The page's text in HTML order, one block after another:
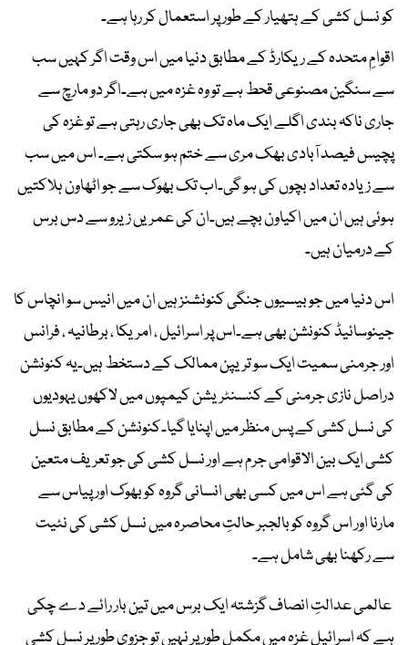
کو نسل کشی کے ہتھیار کے طور پر استعمال کر رہا ہے۔
اقوامِ متحدہ کے ریکارڈ کے مطابق دنیا میں اس وقت اگر کہیں سب
سے سنگین مصنوعی قحط ہے تو وہ غزہ میں ہے۔اگر دو مارچ سے
جاری ناکہ بندی اگلے ایک ماہ تک بھی جاری رہتی ہے تو غزہ کی
پچیس فیصد آبادی بھک مری سے ختم ہو سکتی ہے۔ اس میں سب
سے زیادہ تعداد بچوں کی ہو گی۔اب تک بھوک سے جو اٹھاون ہلاکتیں
ہوئی ہیں ان میں اکیاون بچے ہیں۔ان کی عمریں زیرو سے دس برس
کے درمیان ہیں۔
اس دنیا میں جو بیسیوں جنگی کنونشنز ہیں ان میں انیس سو انچاس کا
جینوسائیڈ کنونشن بھی ہے۔اس پر اسرائیل ، امریکا ، برطانیہ ، فرانس
اور جرمنی سمیت ایک سو تریپن ممالک کے دستخط ہیں۔یہ کنونشن
دراصل نازی جرمنی کے کنسنٹریشن کیمپوں میں لاکھوں یہودیوں
کی نسل کشی کے پس منظر میں اپنایا گیا۔کنونشن کے مطابق نسل
کشی ایک بین الاقوامی جرم ہے اور نسل کشی کی جو تعریف متعین
کی گئی ہے اس میں کسی بھی انسانی گروہ کو بھوک اور پیاس سے
مارنا اور اس گروہ کو بالجبر حالتِ محاصرہ میں نسل کشی کی نئیت
سے رکھنا بھی شامل ہے۔
عالمی عدالتِ انصاف گزشتہ ایک برس میں تین بار رائے دے چکی
ہے کہ اسرائیل غزہ میں مکمل طور پر نہیں تو جزوی طور پر نسل کشی